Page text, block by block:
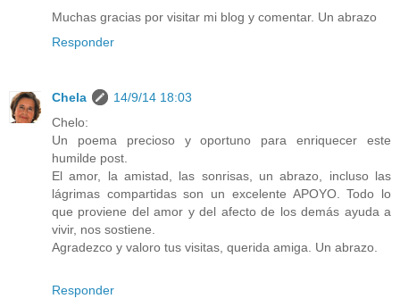
Muchas gracias por visitar mi blog y comentar. Un abrazo
Responder
Chela
14/9/14 18:03
Chelo:
Un poema precioso y oportuno para enriquecer este
humilde post.
El amor, la amistad, las sonrisas, un abrazo, incluso las
lágrimas compartidas son un excelente APOYO. Todo lo
que proviene del amor y del afecto de los demás ayuda a
vivir, nos sostiene.
Agradezco y valoro tus visitas, querida amiga. Un abrazo.
Responder